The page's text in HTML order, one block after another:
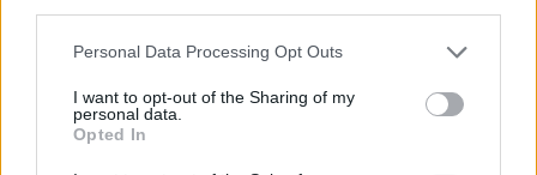
Personal Data Processing Opt Outs
I want to opt-out of the Sharing of my
personal data.
Opted In
Az országban az utóbbi egy hónapban száz alatt maradt a
fertőzöttet regisztráltak, ezért összehívták a koronavírus-
járvány kezeléséért felelős válságstábot...